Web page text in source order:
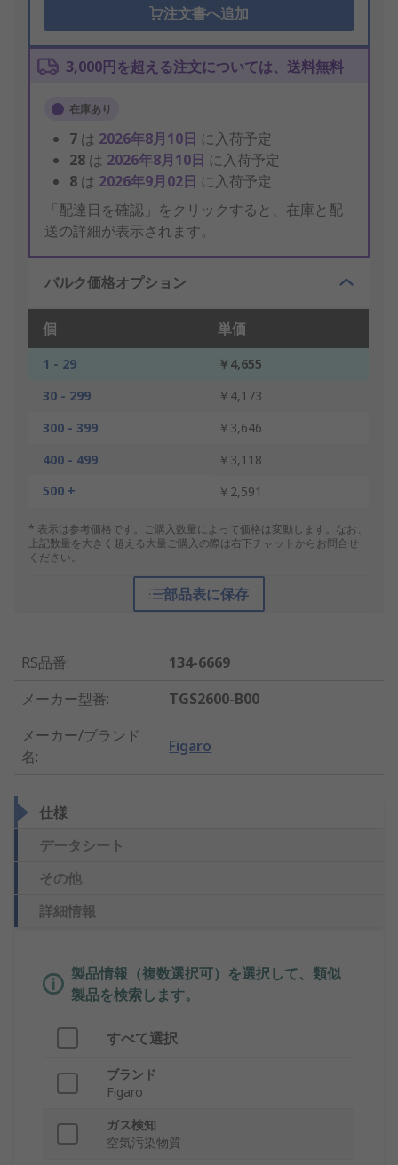
注文書へ追加
3,000円を超える注文については、送料無料
在庫あり
7 は 2026年8月10日 に入荷予定
28 は 2026年8月10日 に入荷予定
8 は 2026年9月02日 に入荷予定
「配達日を確認」をクリックすると、在庫と配
送の詳細が表示されます。
バルク価格オプション
個 単価
1 - 29
￥4,655
30 - 299
￥4,173
300 - 399
￥3,646
400 - 499
￥3,118
500 +
￥2,591
* 表示は参考価格です。ご購入数量によって価格は変動します。なお、
上記数量を大きく超える大量ご購入の際は右下チャットからお問合せ
ください。
部品表に保存
RS品番:
134-6669
メーカー型番:
TGS2600-B00
メーカー/ブランド
名:
Figaro
仕様
データシート
その他
詳細情報
製品情報（複数選択可）を選択して、類似
製品を検索します。
すべて選択
ブランド
Figaro
ガス検知
空気汚染物質